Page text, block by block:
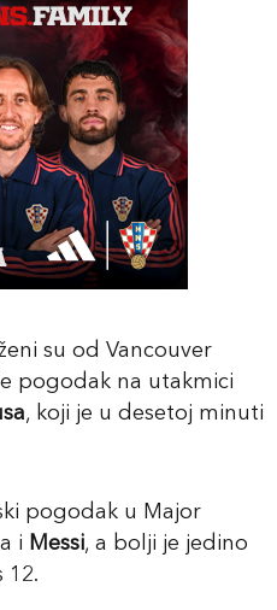
su od Vancouver
pogodak na utakmici
, koji je u desetoj minuti
pogodak u Major
i Messi, a bolji je jedino
12.